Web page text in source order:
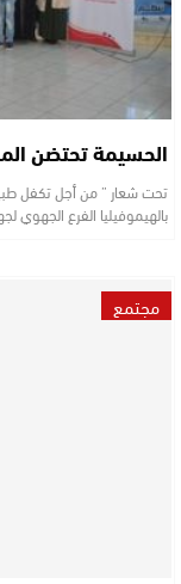
الحسيمة تحتضن
تحت شعار ” من أجل تكفل
بالهيموفيليا الفرع الجهوي
مجتمع